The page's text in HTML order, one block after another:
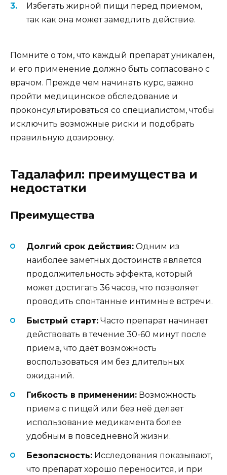
Избегать жирной пищи перед приемом,
так как она может замедлить действие.
Помните о том, что каждый препарат уникален,
и его применение должно быть согласовано с
врачом. Прежде чем начинать курс, важно
пройти медицинское обследование и
проконсультироваться со специалистом, чтобы
исключить возможные риски и подобрать
правильную дозировку.
Тадалафил: преимущества и
недостатки
Преимущества
Долгий срок действия: Одним из
наиболее заметных достоинств является
продолжительность эффекта, который
может достигать 36 часов, что позволяет
проводить спонтанные интимные встречи.
Быстрый старт: Часто препарат начинает
действовать в течение 30-60 минут после
приема, что даёт возможность
воспользоваться им без длительных
ожиданий.
Гибкость в применении: Возможность
приема с пищей или без неё делает
использование медикамента более
удобным в повседневной жизни.
Безопасность: Исследования показывают,
что препарат хорошо переносится, и при